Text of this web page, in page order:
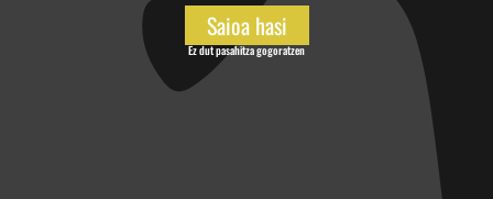
Ez dut pasahitza gogoratzen